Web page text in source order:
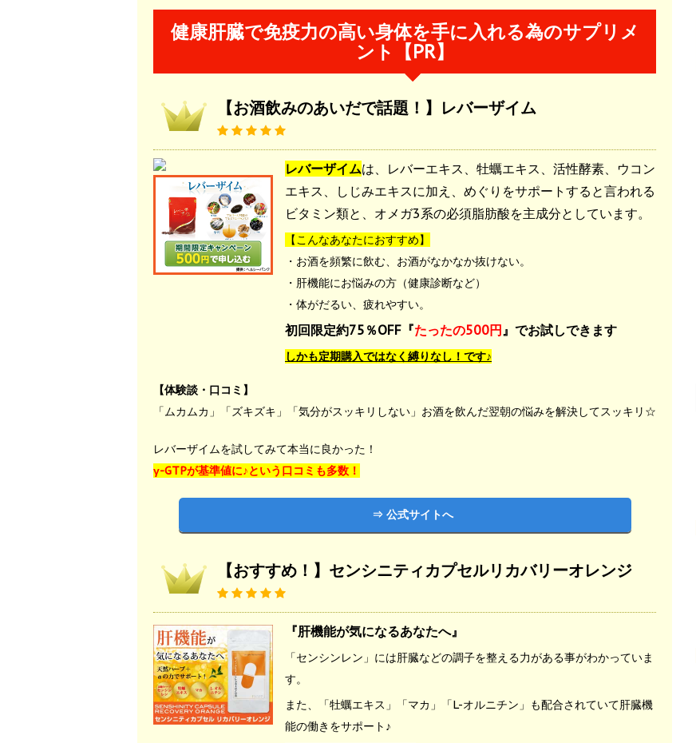
健康肝臓で免疫力の高い身体を手に入れる為のサプリメ
ント【PR】
【お酒飲みのあいだで話題！】レバーザイム
レバーザイムは、レバーエキス、牡蠣エキス、活性酵素、 ウコン
エキス、しじみエキスに加え、 めぐりをサポートすると言われる
ビタミン類と、 オメガ3系の必須脂肪酸を主成分としています。
【こんなあなたにおすすめ】
・お酒を頻繁に飲む、お酒がなかなか抜けない。
・肝機能にお悩みの方（健康診断など）
・体がだるい、疲れやすい。
初回限定約75％OFF『たったの500円 』でお試しできます
しかも定期購入ではなく縛りなし！です♪
【体験談・口コミ】
「ムカムカ」「ズキズキ」「気分がスッキリしない」お酒を飲んだ翌朝の悩みを解決してスッキリ☆
レバーザイムを試してみて本当に良かった！
γ-GTPが基準値に♪という口コミも多数！
⇒ 公式サイトへ
【おすすめ！】センシニティカプセルリカバリーオレンジ
『肝機能が気になるあなたへ』
「センシンレン」には肝臓などの調子を整える力がある事がわかっていま
す。
また、「牡蠣エキス」「マカ」「L-オルニチン」も配合されていて肝臓機
能の働きをサポート♪